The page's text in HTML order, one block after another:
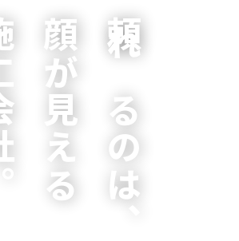
頼れるのは、
顔が見える
。